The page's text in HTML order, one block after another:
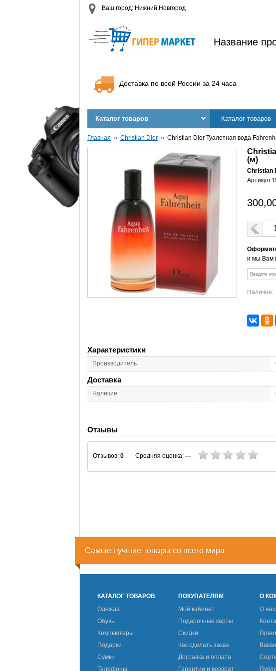
Ваш город: Нижний Новгород
Название
Доставка по всей России за 24 часа
Каталог товаров Каталог товаров
Главная Christian Dior Christian Dior Туалетная вода
(м)
Christian
Артикул:
и мы Вам
Наличие:
Характеристики
Производитель
Доставка
Наличие
Отзывы
Отзывов: 0 Средняя оценка: —
Самые лучшие товары со всего мира
КАТАЛОГ ТОВАРОВ
Одежда
Обувь
Компьютеры
Подарки
Сумки
Телефоны
ПОКУПАТЕЛЯМ
Мой кабинет
Подарочные карты
Скидки
Как сделать заказ
Доставка и оплата
Гарантии и возврат
О
О нас